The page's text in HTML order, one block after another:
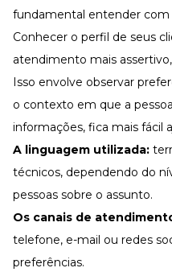
fundamental entender com
Conhecer o perfil de seus
atendimento mais
Isso envolve observar
o contexto em que a
informações, fica mais fácil
A linguagem utilizada:
técnicos, dependendo do
pessoas sobre o assunto.
Os canais de
telefone, e-mail ou redes
preferências.